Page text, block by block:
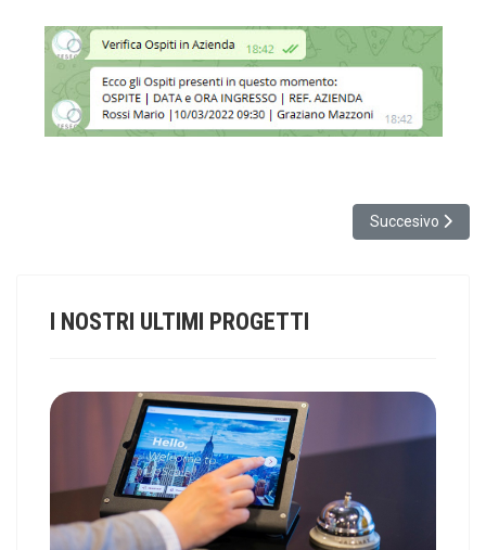
Articolo
Succesivo
I NOSTRI ULTIMI PROGETTI